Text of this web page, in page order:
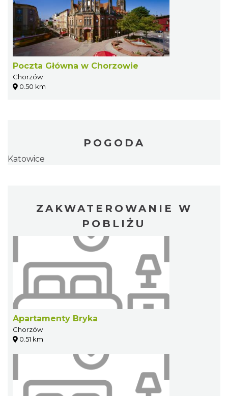
Poczta Główna w Chorzowie
Chorzów
0.50 km
POGODA
Katowice
ZAKWATEROWANIE W
POBLIŻU
Apartamenty Bryka
Chorzów
0.51 km